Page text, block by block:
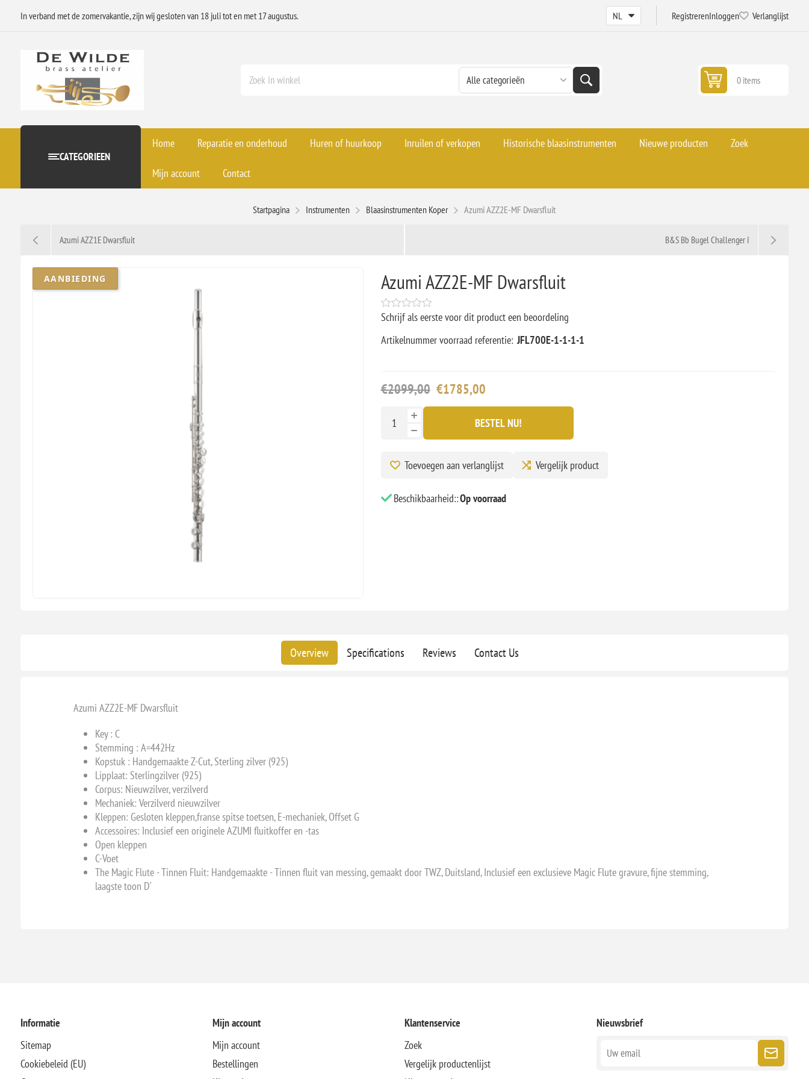
In verband met de zomervakantie, zijn wij gesloten van 18 juli tot en met 17 augustus. RegistrerenInloggen Verlanglijst
0 items
CATEGORIEEN
Home Reparatie en onderhoud Huren of huurkoop Inruilen of verkopen Historische blaasinstrumenten Nieuwe producten Zoek
Mijn account Contact
Startpagina Instrumenten Blaasinstrumenten Koper Azumi AZZ2E-MF Dwarsfluit
Azumi AZZ1E Dwarsfluit B&S Bb Bugel Challenger I
AANBIEDING Azumi AZZ2E-MF Dwarsfluit
Schrijf als eerste voor dit product een beoordeling
Artikelnummer voorraad referentie: JFL700E-1-1-1-1
€2099,00 €1785,00
BESTEL NU!
Toevoegen aan verlanglijst Vergelijk product
Beschikbaarheid::Op voorraad
Overview Specifications Reviews Contact Us
Azumi AZZ2E-MF Dwarsfluit
Key : C
Stemming : A=442Hz
Kopstuk : Handgemaakte Z-Cut, Sterling zilver (925)
Lipplaat: Sterlingzilver (925)
Corpus: Nieuwzilver, verzilverd
Mechaniek: Verzilverd nieuwzilver
Kleppen: Gesloten kleppen,franse spitse toetsen, E-mechaniek, Offset G
Accessoires: Inclusief een originele AZUMI fluitkoffer en -tas
Open kleppen
C-Voet
The Magic Flute - Tinnen Fluit: Handgemaakte - Tinnen fluit van messing, gemaakt door TWZ, Duitsland, Inclusief een exclusieve Magic Flute gravure, fijne stemming,
laagste toon D´
Informatie
Sitemap
Cookiebeleid (EU)
Mijn account
Mijn account
Bestellingen
Klantenservice
Zoek
Vergelijk productenlijst
Nieuwsbrief